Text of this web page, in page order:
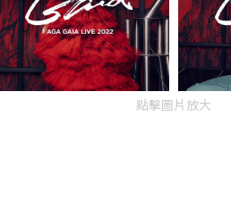
點擊圖片放大